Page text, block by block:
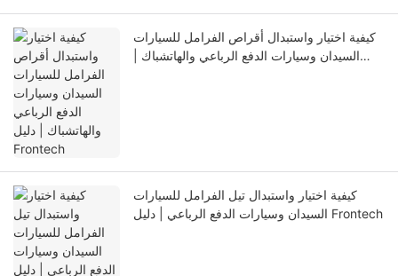
كيفية اختيار واستبدال أقراص الفرامل للسيارات
السيدان وسيارات الدفع الرباعي والهاتشباك |
كيفية اختيار واستبدال تيل الفرامل للسيارات
السيدان وسيارات الدفع الرباعي | دليل Frontech